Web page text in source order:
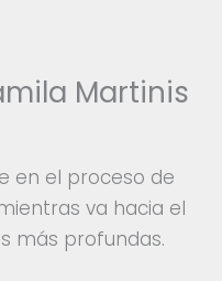
Martinis
en el proceso de
va hacia el
más profundas.